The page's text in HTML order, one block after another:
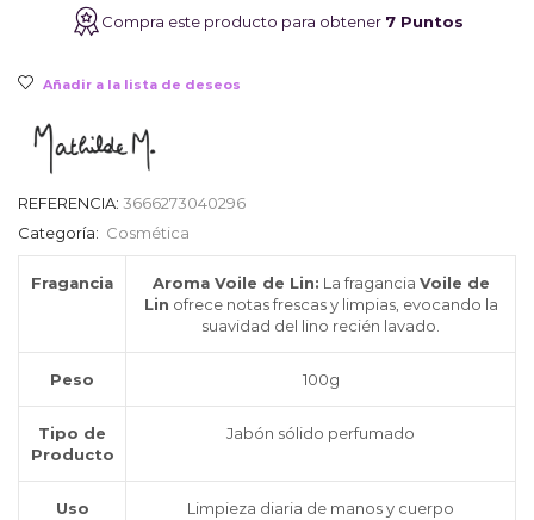
Compra este producto para obtener 7 Puntos
Añadir a la lista de deseos
REFERENCIA: 3666273040296
Categoría: Cosmética
Fragancia Aroma Voile de Lin: La fragancia Voile de
Lin ofrece notas frescas y limpias, evocando la
suavidad del lino recién lavado.
Peso 100g
Tipo de
Producto
Jabón sólido perfumado
Uso Limpieza diaria de manos y cuerpo